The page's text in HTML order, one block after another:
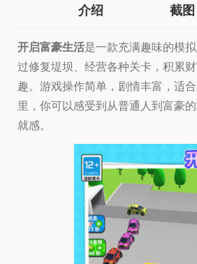
介绍 截图
开启富豪生活是一款充满趣味的模
过修复堤坝、经营各种关卡，积累
趣。游戏操作简单，剧情丰富，适
里，你可以感受到从普通人到富豪
就感。